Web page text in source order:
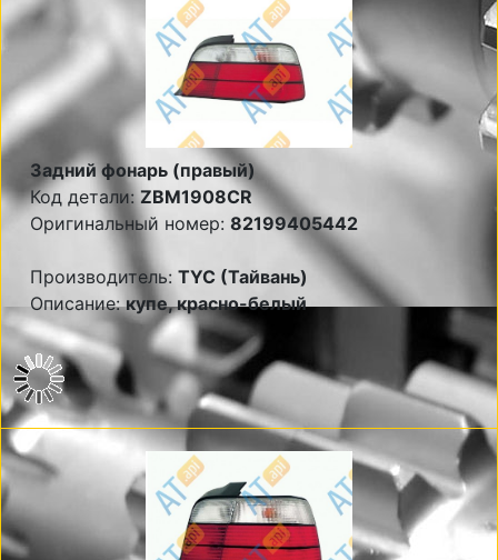
Задний фонарь (правый)
Код детали: ZBM1908CR
Оригинальный номер: 82199405442
Производитель: TYC (Тайвань)
Описание:купе, красно-белый